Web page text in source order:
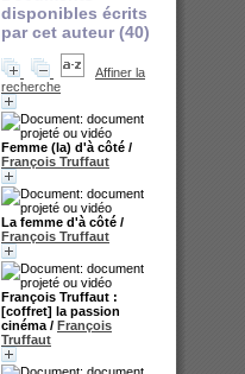
disponibles écrits
par cet auteur (40)
Affiner la
recherche
Femme (la) d'à côté /
François Truffaut
La femme d'à côté /
François Truffaut
François Truffaut :
[coffret] la passion
cinéma / François
Truffaut